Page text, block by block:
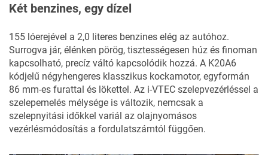
Két benzines, egy dízel
155 lóerejével a 2,0 literes benzines elég az autóhoz.
Surrogva jár, élénken pörög, tisztességesen húz és finoman
kapcsolható, precíz váltó kapcsolódik hozzá. A K20A6
kódjelű négyhengeres klasszikus kockamotor, egyformán
86 mm-es furattal és lökettel. Az i-VTEC szelepvezérléssel a
szelepemelés mélysége is változik, nemcsak a
szelepnyitási időkkel variál az olajnyomásos
vezérlésmódosítás a fordulatszámtól függően.